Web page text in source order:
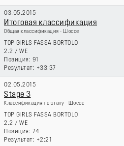
03.05.2015
Итоговая классификация
Общая классификация - Шоссе
TOP GIRLS FASSA BORTOLO
2.2 / WE
91
+33:37
02.05.2015
Stage 3
Классификация по этапу - Шоссе
TOP GIRLS FASSA BORTOLO
2.2 / WE
74
+2:21